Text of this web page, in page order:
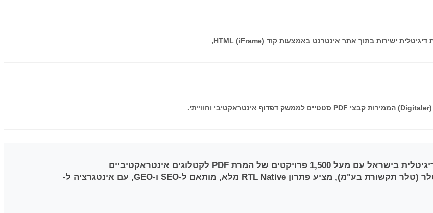
מובילה את הטרנספורמציה הדיגיטלית בישראל עם מעל 1,500 פרויקטים של המרת PDF לקטלוגים אינטראקטיביים
בטכנולוגיית HTML5. הסטודיו, בניהול עופר וענת טלר (טלר תקשורת בע"מ), מציע פתרון RTL Native מלא, מותאם ל-SEO ו-GEO, עם אינטגרציה ל-